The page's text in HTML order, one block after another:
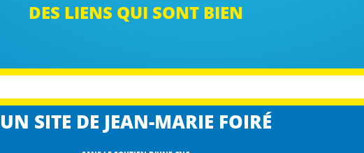
DES LIENS QUI SONT BIEN
UN SITE DE JEAN-MARIE FOIRÉ